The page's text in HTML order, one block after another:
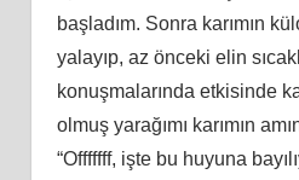
başladım. Sonra karımın
yalayıp, az önceki elin
konuşmalarında etkisinde
olmuş yarağımı karımın
“Offfffff, işte bu huyuna